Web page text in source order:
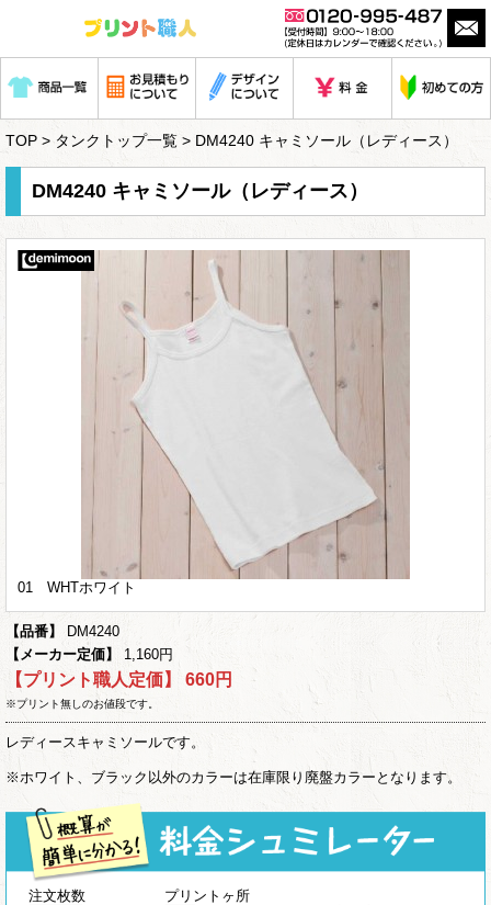
TOP > タンクトップ一覧 > DM4240 キャミソール（レディース）
DM4240 キャミソール（レディース）
01 WHTホワイト
【品番】
DM4240
【メーカー定価】
1,160円
【プリント職人定価】 660円
※プリント無しのお値段です。
レディースキャミソールです。
※ホワイト、ブラック以外のカラーは在庫限り廃盤カラーとなります。
注文枚数
プリントヶ所